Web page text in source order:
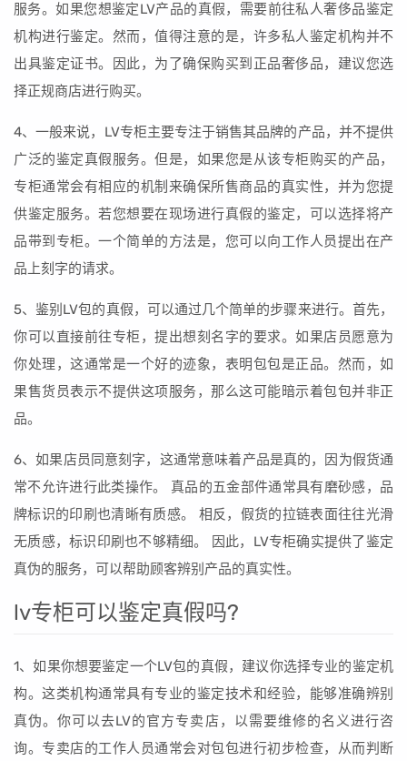
服务。如果您想鉴定LV产品的真假，需要前往私人奢侈品鉴定
机构进行鉴定。然而，值得注意的是，许多私人鉴定机构并不
出具鉴定证书。因此，为了确保购买到正品奢侈品，建议您选
择正规商店进行购买。
4、一般来说，LV专柜主要专注于销售其品牌的产品，并不提供
广泛的鉴定真假服务。但是，如果您是从该专柜购买的产品，
专柜通常会有相应的机制来确保所售商品的真实性，并为您提
供鉴定服务。若您想要在现场进行真假的鉴定，可以选择将产
品带到专柜。一个简单的方法是，您可以向工作人员提出在产
品上刻字的请求。
5、鉴别LV包的真假，可以通过几个简单的步骤来进行。首先，
你可以直接前往专柜，提出想刻名字的要求。如果店员愿意为
你处理，这通常是一个好的迹象，表明包包是正品。然而，如
果售货员表示不提供这项服务，那么这可能暗示着包包并非正
品。
6、如果店员同意刻字，这通常意味着产品是真的，因为假货通
常不允许进行此类操作。 真品的五金部件通常具有磨砂感，品
牌标识的印刷也清晰有质感。 相反，假货的拉链表面往往光滑
无质感，标识印刷也不够精细。 因此，LV专柜确实提供了鉴定
真伪的服务，可以帮助顾客辨别产品的真实性。
lv专柜可以鉴定真假吗?
1、如果你想要鉴定一个LV包的真假，建议你选择专业的鉴定机
构。这类机构通常具有专业的鉴定技术和经验，能够准确辨别
真伪。你可以去LV的官方专卖店，以需要维修的名义进行咨
询。专卖店的工作人员通常会对包包进行初步检查，从而判断